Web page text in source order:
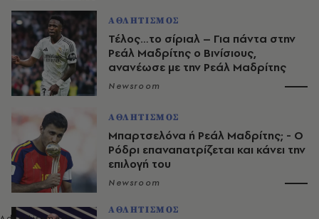
ΑΘΛΗΤΙΣΜΟΣ
Τέλος…το σίριαλ – Για πάντα στην
Ρεάλ Μαδρίτης ο Βινίσιους,
ανανέωσε με την Ρεάλ Μαδρίτης
Newsroom
ΑΘΛΗΤΙΣΜΟΣ
Μπαρτσελόνα ή Ρεάλ Μαδρίτης; - Ο
Ρόδρι επαναπατρίζεται και κάνει την
επιλογή του
Newsroom
ΑΘΛΗΤΙΣΜΟΣ